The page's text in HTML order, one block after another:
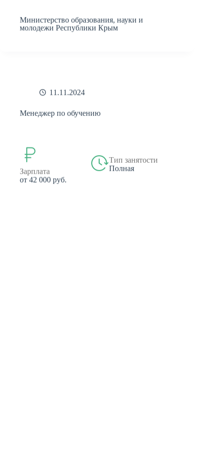
Министерство образования, науки и
молодежи Республики Крым
11.11.2024
Менеджер по обучению
Зарплата
от 42 000 руб.
Тип занятости
Полная